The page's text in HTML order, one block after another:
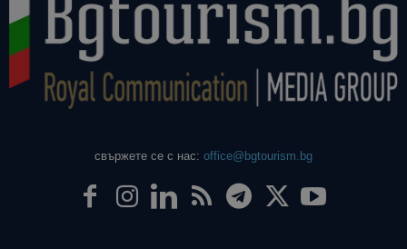
свържете се с нас: office@bgtourism.bg